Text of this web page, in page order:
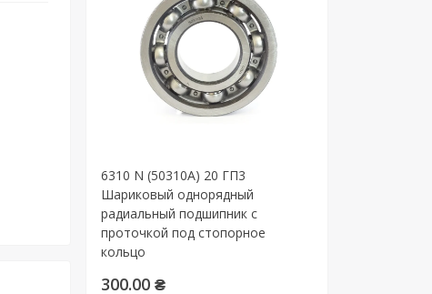
6310 N (50310А) 20 ГП3
Шариковый однорядный
радиальный подшипник c
проточкой под стопорное
кольцо
300.00 ₴